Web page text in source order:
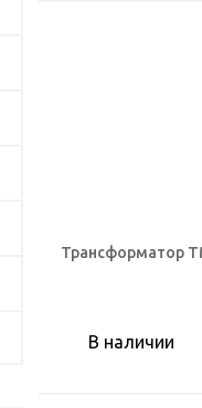
Трансформатор
В наличии